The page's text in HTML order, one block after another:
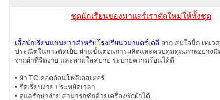
ชุดนักเรียนของมาแตร์เราตัดใหม่ให้ทั้งชุด
เสื้อนักเรียนแขนยาวสำหรับโรงเรียนวมาแตร์เดอี จาก สมใจนึก เทเว
ประณีตในการตัดเย็บ ผ่านขั้นตอนการผลิตและควบคุมคุณภาพอย่างมี
จากผ้าที่รีดง่าย และสวมใส่สบาย ระบายความร้อนได้ดี
• ผ้า TC คอตต้อนโพลีเอสเตอร์
• รีดเรียบง่าย ประหยัดเวลา
• ดูแลรักษาง่าย สามารถซักด้วยเครื่องซักผ้าได้